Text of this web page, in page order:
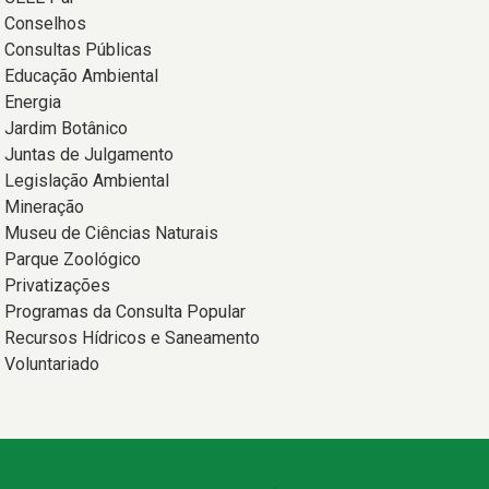
Conselhos
Consultas Públicas
Educação Ambiental
Energia
Jardim Botânico
Juntas de Julgamento
Legislação Ambiental
Mineração
Museu de Ciências Naturais
Parque Zoológico
Privatizações
Programas da Consulta Popular
Recursos Hídricos e Saneamento
Voluntariado